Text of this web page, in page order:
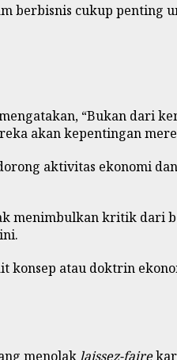
berbisnis cukup
“Bukan dari
akan kepentingan
aktivitas ekonomi
menimbulkan kritik dari
konsep atau doktrin
menolak laissez-faire